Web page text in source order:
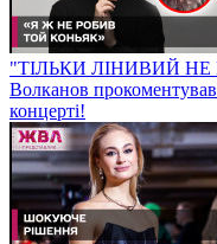
"ТІЛЬКИ ЛІНИВИЙ НЕ
Волканов
концерті!